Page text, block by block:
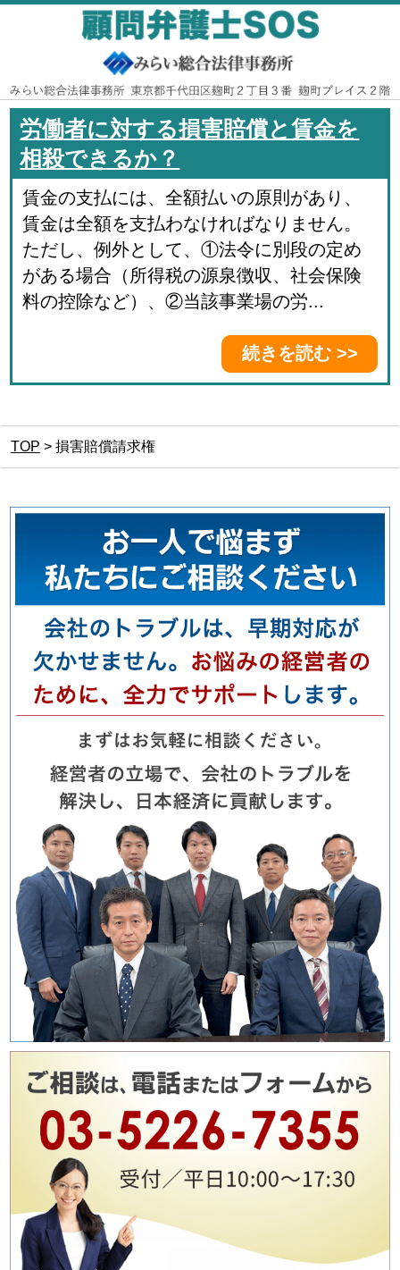
労働者に対する損害賠償と賃金を
相殺できるか？
賃金の支払には、全額払いの原則があり、
賃金は全額を支払わなければなりません。
ただし、例外として、①法令に別段の定め
がある場合（所得税の源泉徴収、社会保険
料の控除など）、②当該事業場の労...
続きを読む >>
TOP > 損害賠償請求権